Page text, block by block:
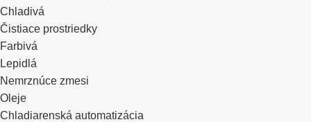
Chladivá
Čistiace prostriedky
Farbivá
Lepidlá
Nemrznúce zmesi
Oleje
Chladiarenská automatizácia